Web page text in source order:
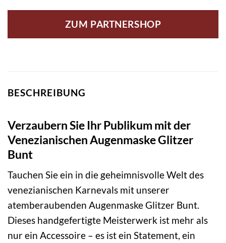
ZUM PARTNERSHOP
BESCHREIBUNG
Verzaubern Sie Ihr Publikum mit der
Venezianischen Augenmaske Glitzer
Bunt
Tauchen Sie ein in die geheimnisvolle Welt des
venezianischen Karnevals mit unserer
atemberaubenden Augenmaske Glitzer Bunt.
Dieses handgefertigte Meisterwerk ist mehr als
nur ein Accessoire – es ist ein Statement, ein